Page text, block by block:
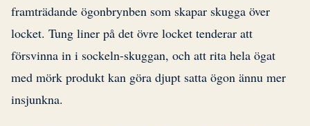
framträdande ögonbrynben som skapar skugga över
locket. Tung liner på det övre locket tenderar att
försvinna in i sockeln-skuggan, och att rita hela ögat
med mörk produkt kan göra djupt satta ögon ännu mer
insjunkna.